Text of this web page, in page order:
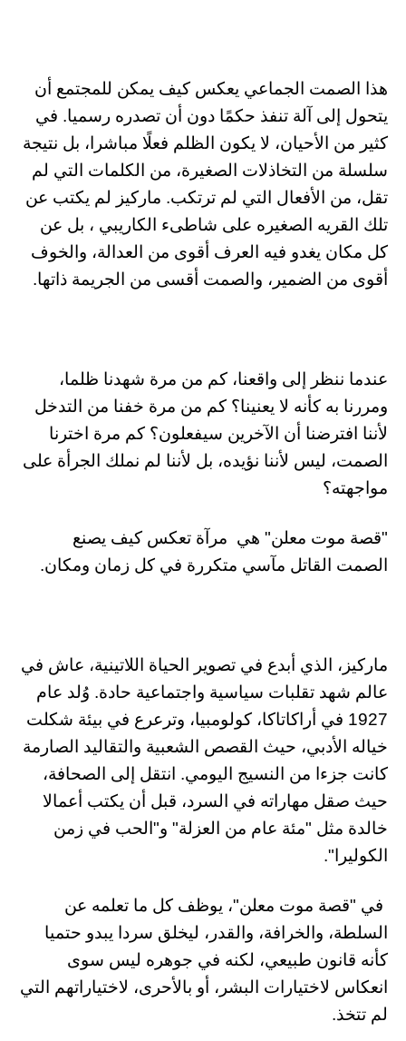
هذا الصمت الجماعي يعكس كيف يمكن للمجتمع أن
يتحول إلى آلة تنفذ حكمًا دون أن تصدره رسميا. في
كثير من الأحيان، لا يكون الظلم فعلًا مباشرا، بل نتيجة
سلسلة من التخاذلات الصغيرة، من الكلمات التي لم
تقل، من الأفعال التي لم ترتكب. ماركيز لم يكتب عن
تلك القريه الصغيره على شاطىء الكاريبي ، بل عن
كل مكان يغدو فيه العرف أقوى من العدالة، والخوف
أقوى من الضمير، والصمت أقسى من الجريمة ذاتها.
عندما ننظر إلى واقعنا، كم من مرة شهدنا ظلما،
ومررنا به كأنه لا يعنينا؟ كم من مرة خفنا من التدخل
لأننا افترضنا أن الآخرين سيفعلون؟ كم مرة اخترنا
الصمت، ليس لأننا نؤيده، بل لأننا لم نملك الجرأة على
مواجهته؟
"قصة موت معلن" هي مرآة تعكس كيف يصنع
الصمت القاتل مآسي متكررة في كل زمان ومكان.
ماركيز، الذي أبدع في تصوير الحياة اللاتينية، عاش في
عالم شهد تقلبات سياسية واجتماعية حادة. وُلد عام
1927 في أراكاتاكا، كولومبيا، وترعرع في بيئة شكلت
خياله الأدبي، حيث القصص الشعبية والتقاليد الصارمة
كانت جزءا من النسيج اليومي. انتقل إلى الصحافة،
حيث صقل مهاراته في السرد، قبل أن يكتب أعمالا
خالدة مثل "مئة عام من العزلة" و"الحب في زمن
الكوليرا".
في "قصة موت معلن"، يوظف كل ما تعلمه عن
السلطة، والخرافة، والقدر، ليخلق سردا يبدو حتميا
كأنه قانون طبيعي، لكنه في جوهره ليس سوى
انعكاس لاختيارات البشر، أو بالأحرى، لاختياراتهم التي
لم تتخذ.